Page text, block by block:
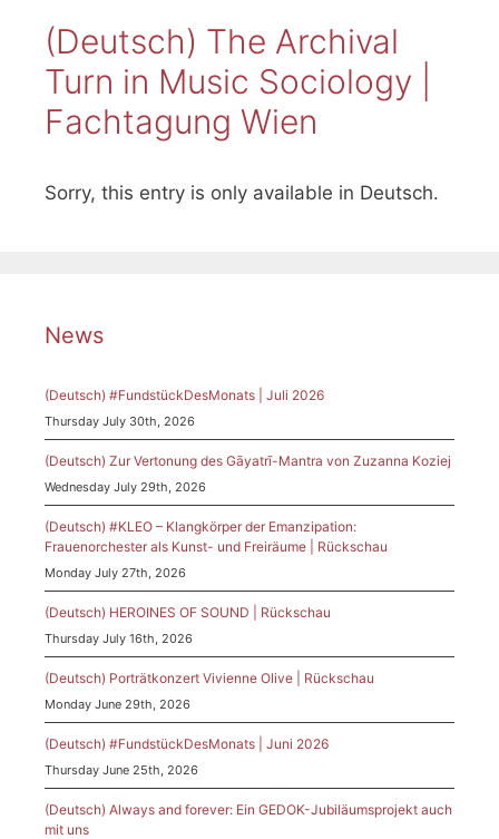
(Deutsch) The Archival
Turn in Music Sociology |
Fachtagung Wien
Sorry, this entry is only available in Deutsch.
News
(Deutsch) #FundstückDesMonats | Juli 2026
Thursday July 30th, 2026
(Deutsch) Zur Vertonung des Gāyatrī-Mantra von Zuzanna Koziej
Wednesday July 29th, 2026
(Deutsch) #KLEO – Klangkörper der Emanzipation:
Frauenorchester als Kunst- und Freiräume | Rückschau
Monday July 27th, 2026
(Deutsch) HEROINES OF SOUND | Rückschau
Thursday July 16th, 2026
(Deutsch) Porträtkonzert Vivienne Olive | Rückschau
Monday June 29th, 2026
(Deutsch) #FundstückDesMonats | Juni 2026
Thursday June 25th, 2026
(Deutsch) Always and forever: Ein GEDOK-Jubiläumsprojekt auch
mit uns